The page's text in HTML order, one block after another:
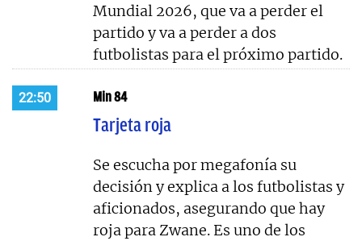
Mundial 2026, que va a perder el
partido y va a perder a dos
futbolistas para el próximo partido.
22:50 Min 84
Tarjeta roja
Se escucha por megafonía su
decisión y explica a los futbolistas y
aficionados, asegurando que hay
roja para Zwane. Es uno de los